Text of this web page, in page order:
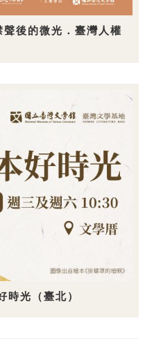
後的微光．臺灣人權
時光（臺北）